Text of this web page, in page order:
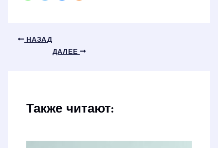
НАЗАД
ДАЛЕЕ
Также читают: